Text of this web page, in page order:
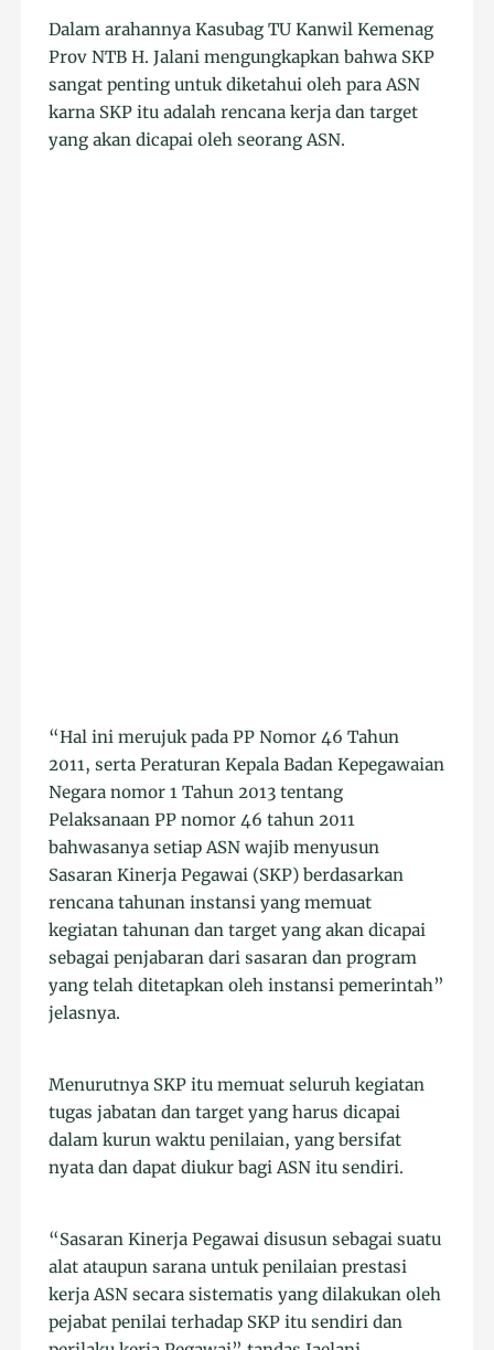
Dalam arahannya Kasubag TU Kanwil Kemenag
Prov NTB H. Jalani mengungkapkan bahwa SKP
sangat penting untuk diketahui oleh para ASN
karna SKP itu adalah rencana kerja dan target
yang akan dicapai oleh seorang ASN.
“Hal ini merujuk pada PP Nomor 46 Tahun
2011, serta Peraturan Kepala Badan Kepegawaian
Negara nomor 1 Tahun 2013 tentang
Pelaksanaan PP nomor 46 tahun 2011
bahwasanya setiap ASN wajib menyusun
Sasaran Kinerja Pegawai (SKP) berdasarkan
rencana tahunan instansi yang memuat
kegiatan tahunan dan target yang akan dicapai
sebagai penjabaran dari sasaran dan program
yang telah ditetapkan oleh instansi pemerintah”
jelasnya.
Menurutnya SKP itu memuat seluruh kegiatan
tugas jabatan dan target yang harus dicapai
dalam kurun waktu penilaian, yang bersifat
nyata dan dapat diukur bagi ASN itu sendiri.
“Sasaran Kinerja Pegawai disusun sebagai suatu
alat ataupun sarana untuk penilaian prestasi
kerja ASN secara sistematis yang dilakukan oleh
pejabat penilai terhadap SKP itu sendiri dan